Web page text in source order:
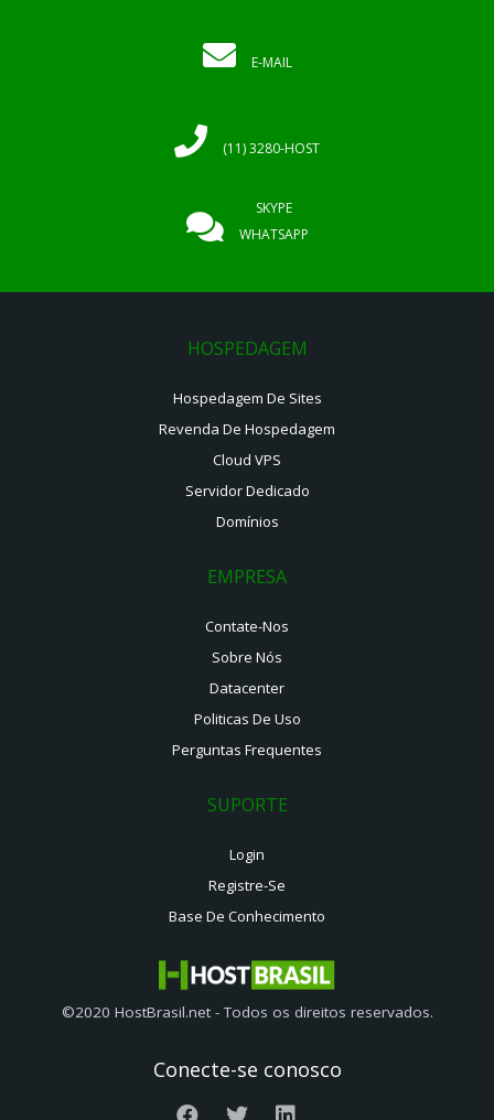
E-MAIL
(11) 3280-HOST
SKYPE
WHATSAPP
HOSPEDAGEM
Hospedagem De Sites
Revenda De Hospedagem
Cloud VPS
Servidor Dedicado
Domínios
EMPRESA
Contate-Nos
Sobre Nós
Datacenter
Politicas De Uso
Perguntas Frequentes
SUPORTE
Login
Registre-Se
Base De Conhecimento
©2020 HostBrasil.net - Todos os direitos reservados.
Conecte-se conosco